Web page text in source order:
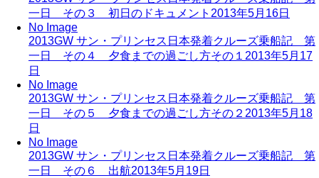
一日 その３ 初日のドキュメント 2013年5月16日
No Image
2013GW サン・プリンセス日本発着クルーズ乗船記 第
一日 その４ 夕食までの過ごし方その１ 2013年5月17
日
No Image
2013GW サン・プリンセス日本発着クルーズ乗船記 第
一日 その５ 夕食までの過ごし方その２ 2013年5月18
日
No Image
2013GW サン・プリンセス日本発着クルーズ乗船記 第
一日 その６ 出航2013年5月19日